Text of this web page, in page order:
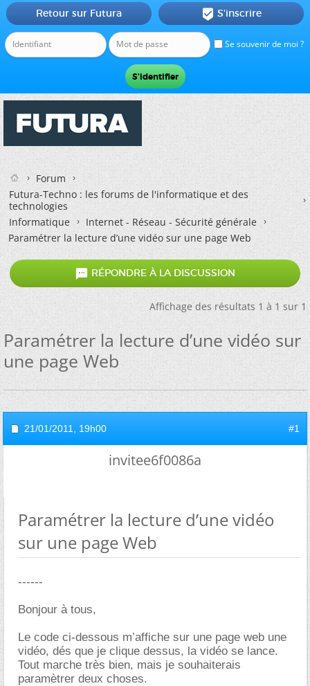
Se souvenir de moi ?
Retour sur Futura  S'inscrire
Forum
Futura-Techno : les forums de l'informatique et des
technologies
Informatique
Internet - Réseau - Sécurité générale
Paramétrer la lecture d’une vidéo sur une page Web
 RÉPONDRE À LA DISCUSSION
Affichage des résultats 1 à 1 sur 1
Paramétrer la lecture d’une vidéo sur
une page Web
21/01/2011, 19h00 #1
invitee6f0086a
Paramétrer la lecture d’une vidéo
sur une page Web
------
Bonjour à tous,
Le code ci-dessous m’affiche sur une page web une
vidéo, dés que je clique dessus, la vidéo se lance.
Tout marche très bien, mais je souhaiterais
paramètrer deux choses.